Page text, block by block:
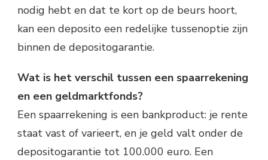
nodig hebt en dat te kort op de beurs hoort,
kan een deposito een redelijke tussenoptie zijn
binnen de depositogarantie.
Wat is het verschil tussen een spaarrekening
en een geldmarktfonds?
Een spaarrekening is een bankproduct: je rente
staat vast of varieert, en je geld valt onder de
depositogarantie tot 100.000 euro. Een